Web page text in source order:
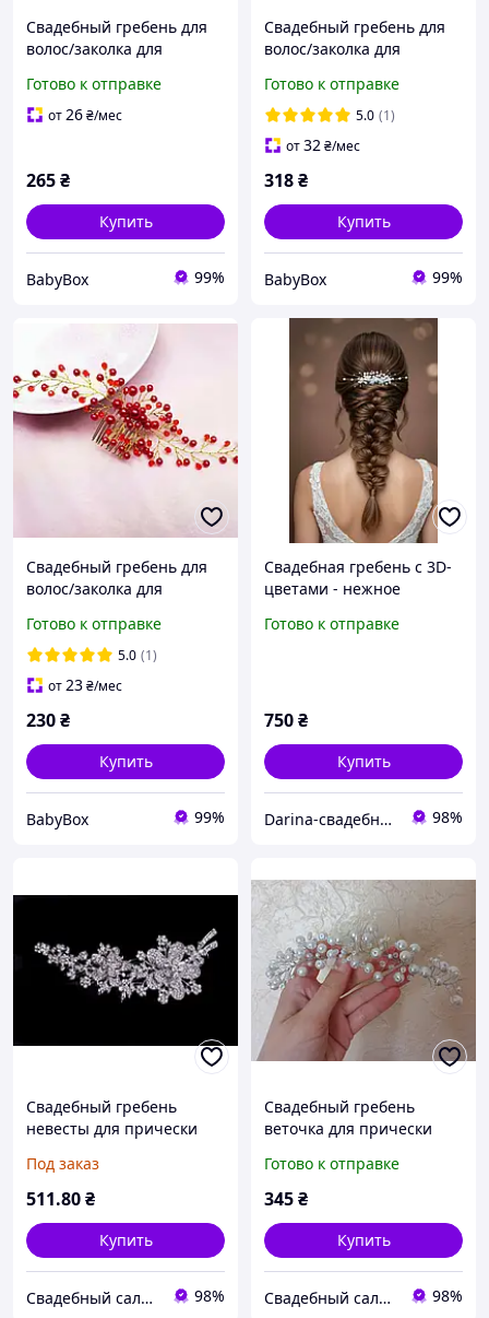
Свадебный гребень для
волос/заколка для
волосы
Готово к отправке
от26₴/мес
265₴
Купить
BabyBox 99%
Свадебный гребень для
волос/заколка для
волосы
Готово к отправке
5.0 (1)
от32₴/мес
318₴
Купить
BabyBox 99%
Свадебный гребень для
волос/заколка для
волосы/гребень красного
цвета
Готово к отправке
5.0 (1)
от23₴/мес
230₴
Купить
BabyBox 99%
Свадебная гребень с 3D-
цветами - нежное
Готово к отправке
750₴
Купить
Darina-свадебные аксессуары для невесты 98%
Свадебный гребень
невесты для прически
Под заказ
511.80₴
Купить
Свадебный салон "ПРИНЦЕССА" 98%
Свадебный гребень
веточка для прически
Готово к отправке
345₴
Купить
Свадебный салон "ПРИНЦЕССА" 98%